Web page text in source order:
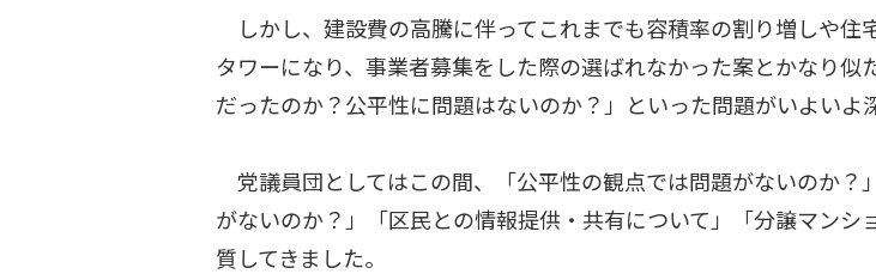
しかし、建設費の高騰に伴ってこれまでも容積率の割り増しや住
タワーになり、事業者募集をした際の選ばれなかった案とかなり
だったのか？公平性に問題はないのか？」といった問題がいよいよ
党議員団としてはこの間、「公平性の観点では問題がないのか
がないのか？」「区民との情報提供・共有について」「分譲マン
質してきました。